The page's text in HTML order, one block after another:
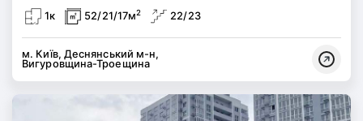
1к 52/21/17м2 22/23
м. Київ, Деснянський м-н,
Вигуровщина-Троещина